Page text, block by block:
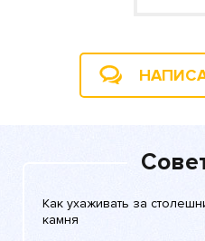
Как ухаживать за
камня